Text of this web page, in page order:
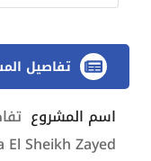
تفاصيل
اسم المشروع
El Sheikh Zayed